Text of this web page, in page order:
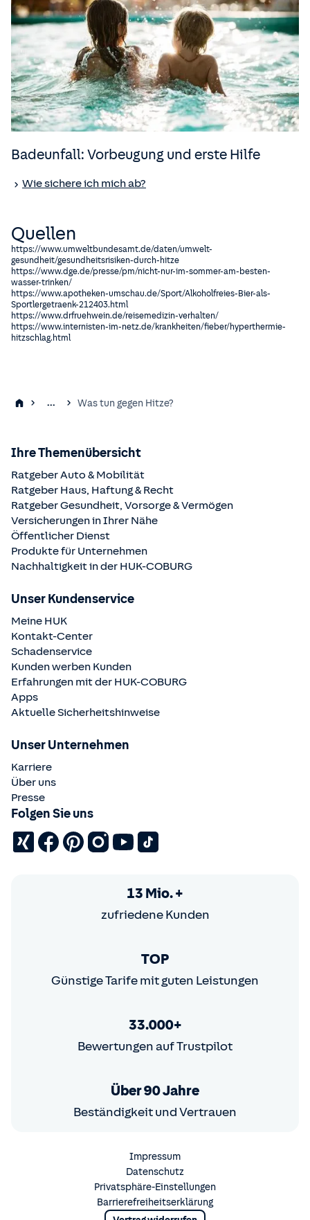
Badeunfall: Vorbeugung und erste Hilfe
Wie sichere ich mich ab?
Quellen
https://www.umweltbundesamt.de/daten/umwelt-
gesundheit/gesundheitsrisiken-durch-hitze
https://www.dge.de/presse/pm/nicht-nur-im-sommer-am-besten-
wasser-trinken/
https://www.apotheken-umschau.de/Sport/Alkoholfreies-Bier-als-
Sportlergetraenk-212403.html
https://www.drfruehwein.de/reisemedizin-verhalten/
https://www.internisten-im-netz.de/krankheiten/fieber/hyperthermie-
hitzschlag.html
... Was tun gegen Hitze?
Ihre Themenübersicht
Ratgeber Auto & Mobilität
Ratgeber Haus, Haftung & Recht
Ratgeber Gesundheit, Vorsorge & Vermögen
Versicherungen in Ihrer Nähe
Öffentlicher Dienst
Produkte für Unternehmen
Nachhaltigkeit in der HUK-COBURG
Unser Kundenservice
Meine HUK
Kontakt-Center
Schadenservice
Kunden werben Kunden
Erfahrungen mit der HUK-COBURG
Apps
Aktuelle Sicherheitshinweise
Unser Unternehmen
Karriere
Über uns
Presse
Folgen Sie uns
13 Mio. +
zufriedene Kunden
TOP
Günstige Tarife mit guten Leistungen
33.000+
Bewertungen auf Trustpilot
Über 90 Jahre
Beständigkeit und Vertrauen
Impressum
Datenschutz
Privatsphäre-Einstellungen
Barrierefreiheitserklärung